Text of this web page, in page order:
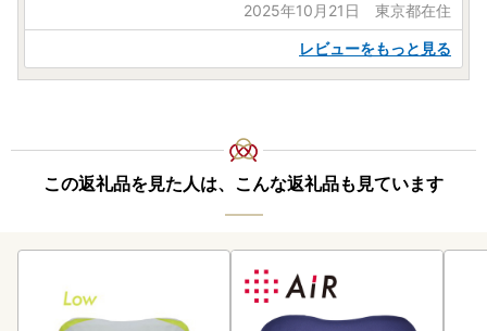
2025年10月21日 東京都在住
レビューをもっと見る
この返礼品を見た人は、こんな返礼品も見ています